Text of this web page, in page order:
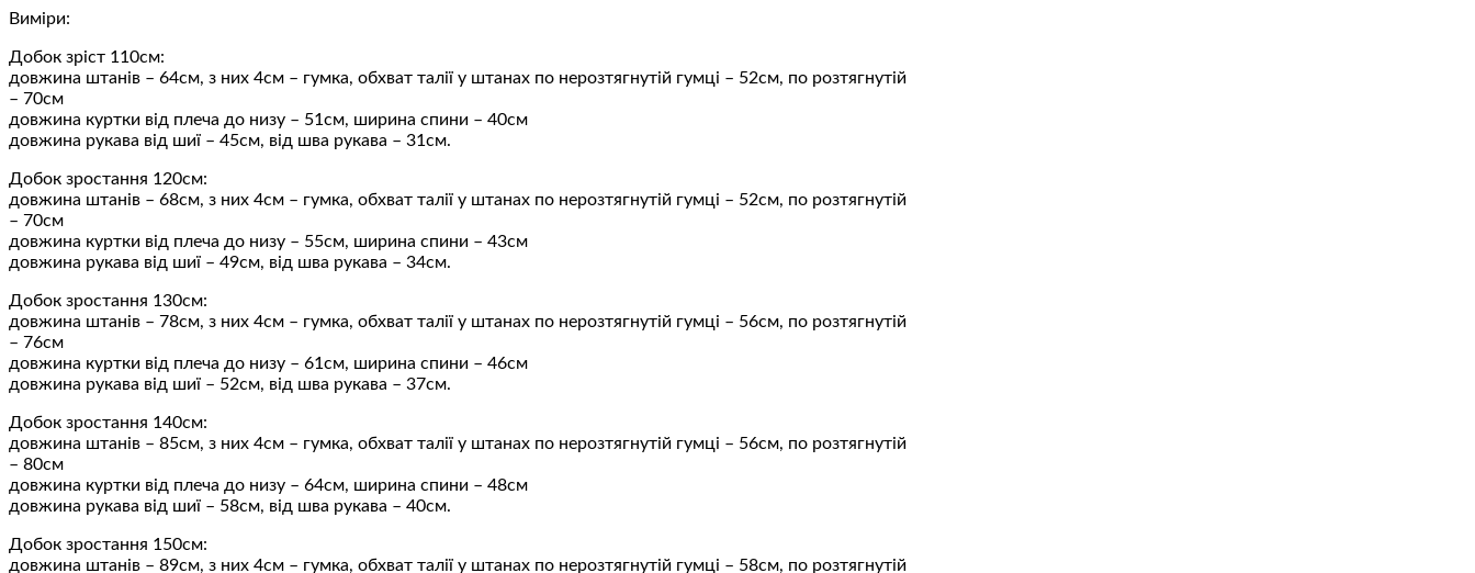
Виміри:
Добок зріст 110см:
довжина штанів – 64см, з них 4см – гумка, обхват талії у штанах по нерозтягнутій гумці – 52см, по розтягнутій
– 70см
довжина куртки від плеча до низу – 51см, ширина спини – 40см
довжина рукава від шиї – 45см, від шва рукава – 31см.
Добок зростання 120см:
довжина штанів – 68см, з них 4см – гумка, обхват талії у штанах по нерозтягнутій гумці – 52см, по розтягнутій
– 70см
довжина куртки від плеча до низу – 55см, ширина спини – 43см
довжина рукава від шиї – 49см, від шва рукава – 34см.
Добок зростання 130см:
довжина штанів – 78см, з них 4см – гумка, обхват талії у штанах по нерозтягнутій гумці – 56см, по розтягнутій
– 76см
довжина куртки від плеча до низу – 61см, ширина спини – 46см
довжина рукава від шиї – 52см, від шва рукава – 37см.
Добок зростання 140см:
довжина штанів – 85см, з них 4см – гумка, обхват талії у штанах по нерозтягнутій гумці – 56см, по розтягнутій
– 80см
довжина куртки від плеча до низу – 64см, ширина спини – 48см
довжина рукава від шиї – 58см, від шва рукава – 40см.
Добок зростання 150см:
довжина штанів – 89см, з них 4см – гумка, обхват талії у штанах по нерозтягнутій гумці – 58см, по розтягнутій